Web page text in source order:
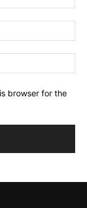
browser for the